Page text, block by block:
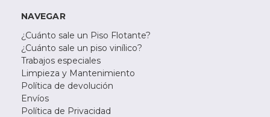
NAVEGAR
¿Cuánto sale un Piso Flotante?
¿Cuánto sale un piso vinílico?
Trabajos especiales
Limpieza y Mantenimiento
Política de devolución
Envíos
Política de Privacidad